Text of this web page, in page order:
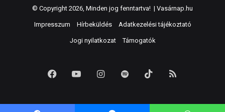
© Copyright 2026, Minden jog fenntartva! | Vasárnap.hu
Impresszum Hírbeküldés Adatkezelési tájékoztató
Jogi nyilatkozat Támogatók
FacebookYouTubeInstagram
Spotify TikTok